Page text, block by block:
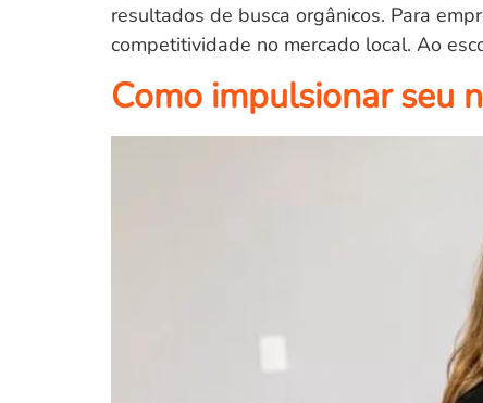
resultados de busca orgânicos. Para
competitividade no mercado local. Ao
Como impulsionar seu